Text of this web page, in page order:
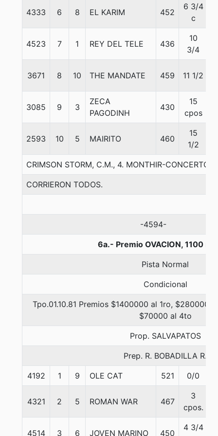
4333 6 8 EL KARIM 452
6 3/4
c
4523 7 1 REY DEL TELE 436
10
3/4
3671 8 10 THE MANDATE 459 11 1/2
3085 9 3
ZECA
PAGODINH
430
15
cpos
2593 10 5 MAIRITO 460
15
1/2
CRIMSON STORM, C.M., 4. MONTHIR-CONCERTO
CORRIERON TODOS.
-4594-
6a.- Premio OVACION, 1100
Pista Normal
Condicional
Tpo.01.10.81 Premios $1400000 al 1ro, $280000
$70000 al 4to
Prop. SALVAPATOS
Prep. R. BOBADILLA R.
4192 1 9 OLE CAT 521 0/0
4321 2 5 ROMAN WAR 467
3
cpos.
4514 3 6 JOVEN MARINO 450
4 3/4